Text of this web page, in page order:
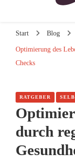
Start Blog
Optimierung des
Checks
RATGEBER
durch